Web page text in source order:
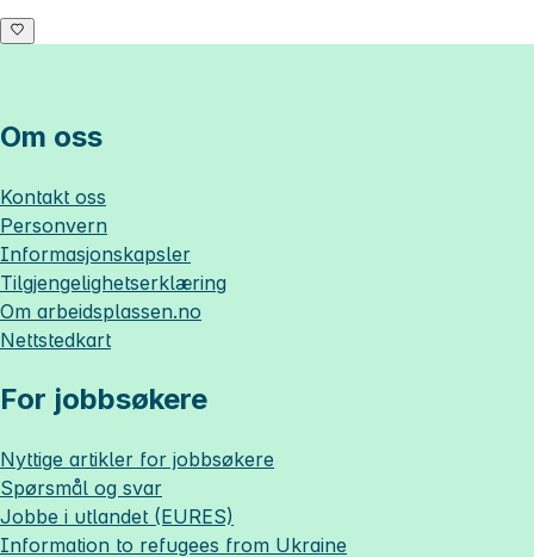
Om oss
Kontakt oss
Personvern
Informasjonskapsler
Tilgjengelighetserklæring
Om arbeidsplassen.no
Nettstedkart
For jobbsøkere
Nyttige artikler for jobbsøkere
Spørsmål og svar
Jobbe i utlandet (EURES)
Information to refugees from Ukraine